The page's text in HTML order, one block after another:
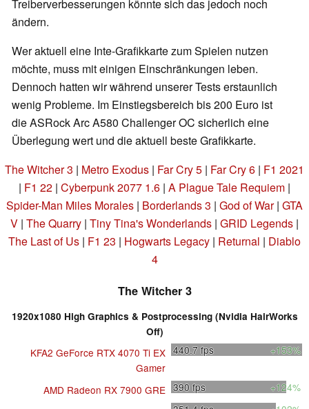
Treiberverbesserungen könnte sich das jedoch noch
ändern.
Wer aktuell eine Inte-Grafikkarte zum Spielen nutzen
möchte, muss mit einigen Einschränkungen leben.
Dennoch hatten wir während unserer Tests erstaunlich
wenig Probleme. Im Einstiegsbereich bis 200 Euro ist
die ASRock Arc A580 Challenger OC sicherlich eine
Überlegung wert und die aktuell beste Grafikkarte.
The Witcher 3 | Metro Exodus | Far Cry 5 | Far Cry 6 | F1 2021
| F1 22 | Cyberpunk 2077 1.6 | A Plague Tale Requiem |
Spider-Man Miles Morales | Borderlands 3 | God of War| GTA
V | The Quarry | Tiny Tina's Wonderlands | GRID Legends |
The Last of Us | F1 23 | Hogwarts Legacy | Returnal | Diablo
4
The Witcher 3
1920x1080 High Graphics & Postprocessing (Nvidia HairWorks
Off)
KFA2 GeForce RTX 4070 Ti EX
Gamer
440.7fps +153%
AMD Radeon RX 7900 GRE 390fps
+124%